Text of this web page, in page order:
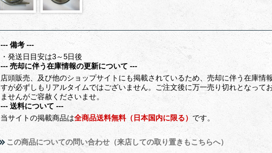
--- 備考 ---
・発送日目安は3～5日後
--- 売却に伴う在庫情報の更新について ---
店頭販売、及び他のショップサイトにも掲載されているため、売却に伴う在庫情
すが必ずしもリアルタイムではございません。ご注文後に万一売り切れとなって
ませんがご容赦くださいませ。
--- 送料について ---
当サイトの掲載商品は全商品送料無料（日本国内に限る） です。
この商品についての問い合わせ（来店しての取り置きもこちらへ）